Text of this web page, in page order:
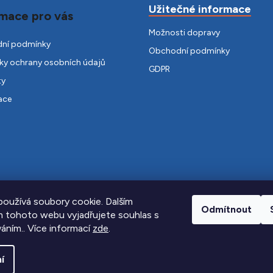
soubory cookie. Dalším
tohoto webu vyjadřujete souhlas s
Více informací zde.
Odmítnout
pro vás
podmínky
ochrany osobních údajů
Užitečné informace
Možnosti dopravy
Obchodní podmínky
GDPR